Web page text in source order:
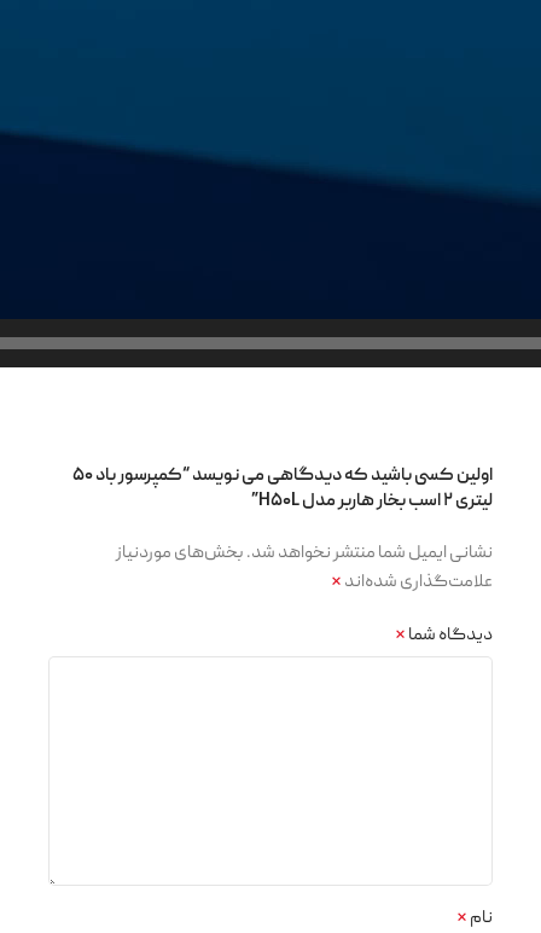
اولین کسی باشید که دیدگاهی می نویسد “کمپرسور باد ۵۰
لیتری ۲ اسب بخار هاربر مدل H۵۰L”
نشانی ایمیل شما منتشر نخواهد شد.بخش‌های موردنیاز
علامت‌گذاری شده‌اند*
دیدگاه شما*
نام*